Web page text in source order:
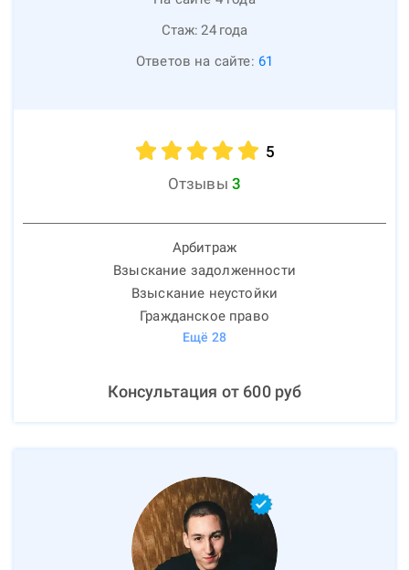
Стаж: 24 года
Ответов на сайте: 61
5
Отзывы 3
Арбитраж
Взыскание задолженности
Взыскание неустойки
Гражданское право
Ещё 28
Консультация от 600руб